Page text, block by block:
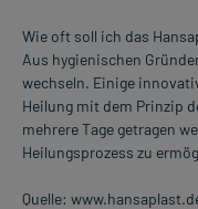
Wie oft soll ich das
Aus hygienischen
wechseln. Einige
Heilung mit dem Prinzip
mehrere Tage getragen
Heilungsprozess zu
Quelle: